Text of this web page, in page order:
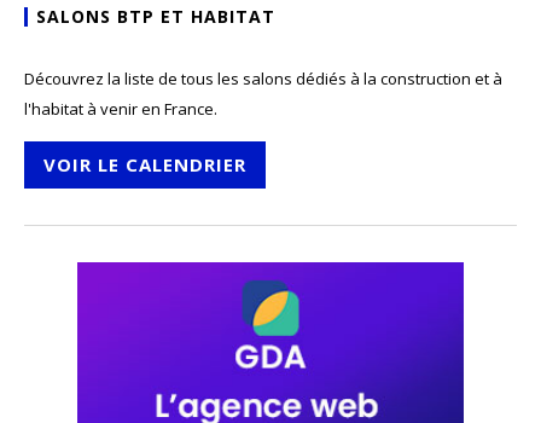
SALONS BTP ET HABITAT
Découvrez la liste de tous les salons dédiés à la construction et à
l'habitat à venir en France.
VOIR LE CALENDRIER